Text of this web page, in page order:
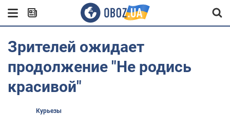
Зрителей ожидает
продолжение "Не родись
красивой"
Курьезы